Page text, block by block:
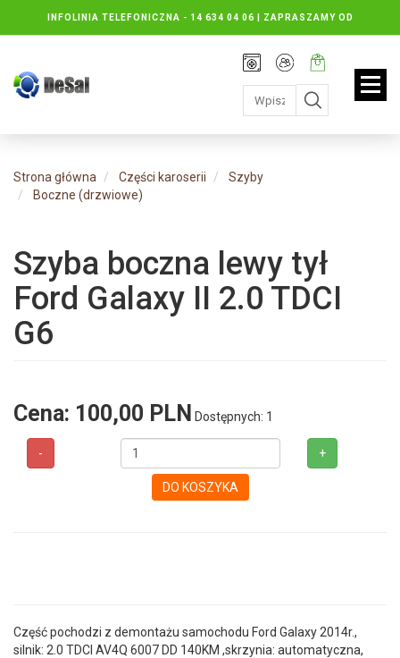
INFOLINIA TELEFONICZNA - 14 634 04 06 | ZAPRASZAMY OD
PONIEDZIAŁKU DO PIĄTKU : 8.30 DO 16.30, SOBOTY: 8.30 DO 13.00
Rejestracja
Moje
konto
Twój
koszyk:
jest
pusty
Strona główna Części karoserii
Szyby
Boczne (drzwiowe)
Szyba boczna lewy tył
Ford Galaxy II 2.0 TDCI
G6
Cena: 100,00 PLN Dostępnych: 1
- +
DO KOSZYKA
Część pochodzi z demontażu samochodu Ford Galaxy 2014r.,
silnik: 2.0 TDCI AV4Q 6007 DD 140KM ,skrzynia: automatyczna,